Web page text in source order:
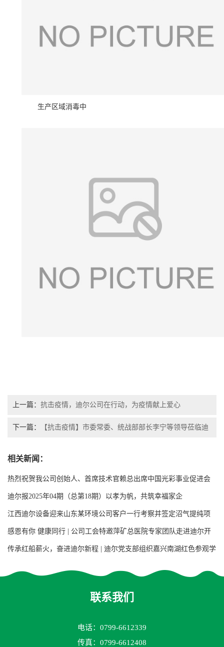
生产区域消毒中
上一篇： 抗击疫情，迪尔公司在行动，为疫情献上爱心
下一篇： 【抗击疫情】市委常委、统战部部长李宁等领导莅临迪
相关新闻：
热烈祝贺我公司创始人、首席技术官赖总出席中国光彩事业促进会
第七次会员代表大会
迪尔报2025年04期（总第18期）以孝为帆，共筑幸福家企
江西迪尔设备迎来山东某环境公司客户一行考察并签定沼气提纯项
目用增强聚丙烯阶梯环填料合同
感恩有你 健康同行 | 公司工会特邀萍矿总医院专家团队走进迪尔开
展大型义诊活动
传承红船薪火，奋进迪尔新程 | 迪尔党支部组织嘉兴南湖红色参观学
联系我们
电话：0799-6612339
传真：0799-6612408